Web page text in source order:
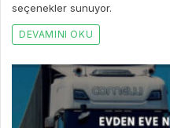
seçenekler sunuyor.
DEVAMINI OKU